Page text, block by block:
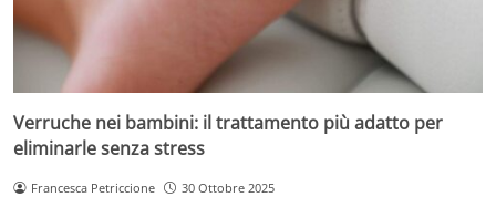
Verruche nei bambini: il trattamento più adatto per
eliminarle senza stress
Francesca Petriccione 30 Ottobre 2025